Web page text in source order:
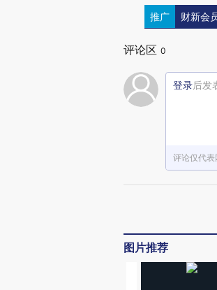
推广 财新会
评论区 0
登录后发
评论仅代
图片推荐